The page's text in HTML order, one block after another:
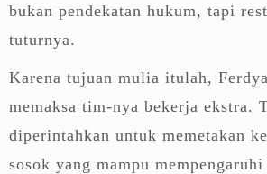
bukan pendekatan hukum, tapi
tuturnya.
Karena tujuan mulia itulah,
memaksa tim-nya bekerja ekstra.
diperintahkan untuk memetakan
sosok yang mampu